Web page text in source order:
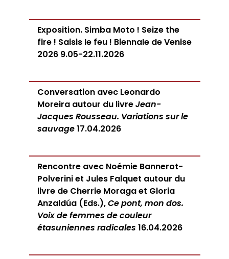
Exposition. Simba Moto ! Seize the
fire ! Saisis le feu ! Biennale de Venise
2026 9.05-22.11.2026
Conversation avec Leonardo
Moreira autour du livreJean-
Jacques Rousseau. Variations sur le
sauvage17.04.2026
Rencontre avec Noémie Bannerot-
Polverini et Jules Falquet autour du
livre de Cherrie Moraga et Gloria
Anzaldúa (Eds.),Ce pont, mon dos.
Voix de femmes de couleur
étasuniennes radicales 16.04.2026